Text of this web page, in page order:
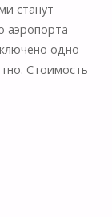
станут
аэропорта
одно
Стоимость